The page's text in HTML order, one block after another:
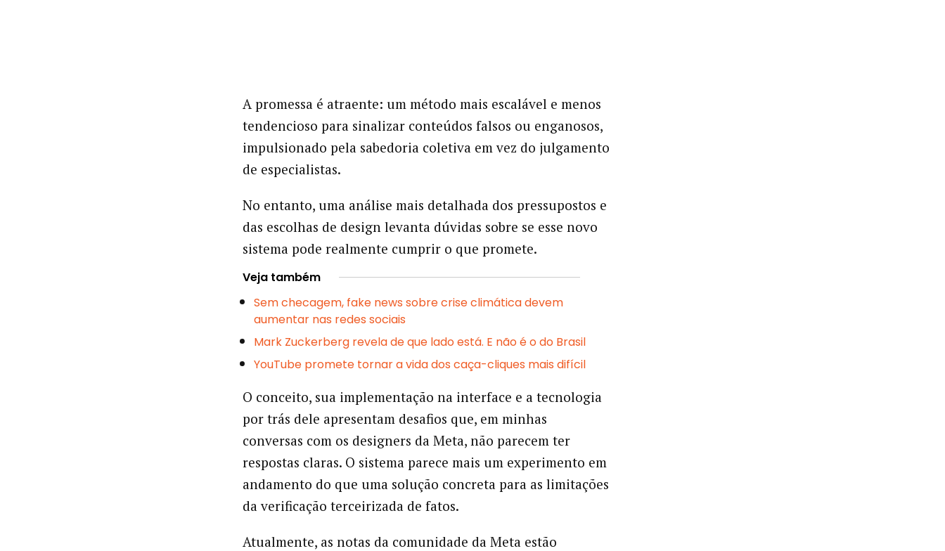
A promessa é atraente: um método mais escalável e menos
tendencioso para sinalizar conteúdos falsos ou enganosos,
impulsionado pela sabedoria coletiva em vez do julgamento
de especialistas.
No entanto, uma análise mais detalhada dos pressupostos e
das escolhas de design levanta dúvidas sobre se esse novo
sistema pode realmente cumprir o que promete.
Veja também
Sem checagem, fake news sobre crise climática devem
aumentar nas redes sociais
Mark Zuckerberg revela de que lado está. E não é o do Brasil
YouTube promete tornar a vida dos caça-cliques mais difícil
O conceito, sua implementação na interface e a tecnologia
por trás dele apresentam desafios que, em minhas
conversas com os designers da Meta, não parecem ter
respostas claras. O sistema parece mais um experimento em
andamento do que uma solução concreta para as limitações
da verificação terceirizada de fatos.
Atualmente, as notas da comunidade da Meta estão